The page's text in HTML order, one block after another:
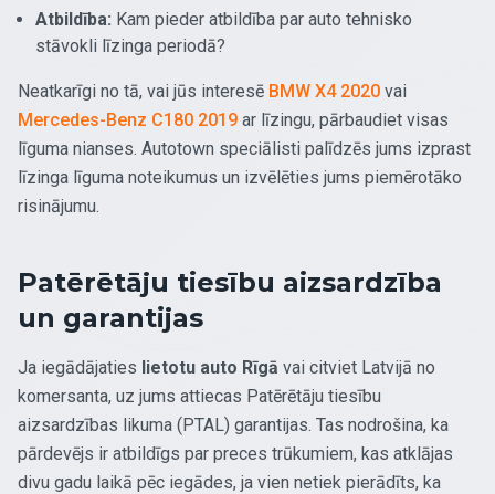
Atbildība: Kam pieder atbildība par auto tehnisko
stāvokli līzinga periodā?
Neatkarīgi no tā, vai jūs interesē BMW X4 2020 vai
Mercedes-Benz C180 2019 ar līzingu, pārbaudiet visas
līguma nianses. Autotown speciālisti palīdzēs jums izprast
līzinga līguma noteikumus un izvēlēties jums piemērotāko
risinājumu.
Patērētāju tiesību aizsardzība
un garantijas
Ja iegādājaties lietotu auto Rīgā vai citviet Latvijā no
komersanta, uz jums attiecas Patērētāju tiesību
aizsardzības likuma (PTAL) garantijas. Tas nodrošina, ka
pārdevējs ir atbildīgs par preces trūkumiem, kas atklājas
divu gadu laikā pēc iegādes, ja vien netiek pierādīts, ka